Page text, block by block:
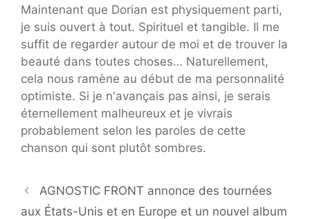
Maintenant que Dorian est physiquement parti,
je suis ouvert à tout. Spirituel et tangible. Il me
suffit de regarder autour de moi et de trouver la
beauté dans toutes choses… Naturellement,
cela nous ramène au début de ma personnalité
optimiste. Si je n'avançais pas ainsi, je serais
éternellement malheureux et je vivrais
probablement selon les paroles de cette
chanson qui sont plutôt sombres.
AGNOSTIC FRONT annonce des tournées
aux États-Unis et en Europe et un nouvel album